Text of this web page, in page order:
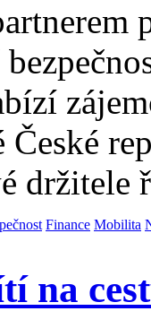
Finance Mobilita
na